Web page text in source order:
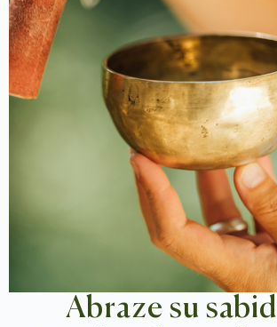
Abraze su